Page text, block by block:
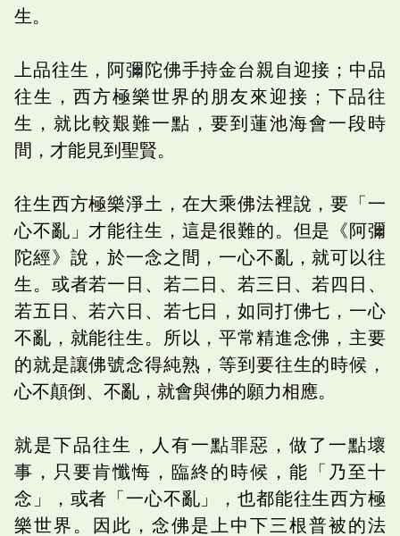
生。
上品往生，阿彌陀佛手持金台親自迎接；中品
往生，西方極樂世界的朋友來迎接；下品往
生，就比較艱難一點，要到蓮池海會一段時
間，才能見到聖賢。
往生西方極樂淨土，在大乘佛法裡說，要「一
心不亂」才能往生，這是很難的。但是《阿彌
陀經》說，於一念之間，一心不亂，就可以往
生。或者若一日、若二日、若三日、若四日、
若五日、若六日、若七日，如同打佛七，一心
不亂，就能往生。所以，平常精進念佛，主要
的就是讓佛號念得純熟，等到要往生的時候，
心不顛倒、不亂，就會與佛的願力相應。
就是下品往生，人有一點罪惡，做了一點壞
事，只要肯懺悔，臨終的時候，能「乃至十
念」，或者「一心不亂」，也都能往生西方極
樂世界。因此，念佛是上中下三根普被的法